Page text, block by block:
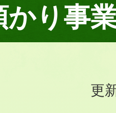
かり事
更